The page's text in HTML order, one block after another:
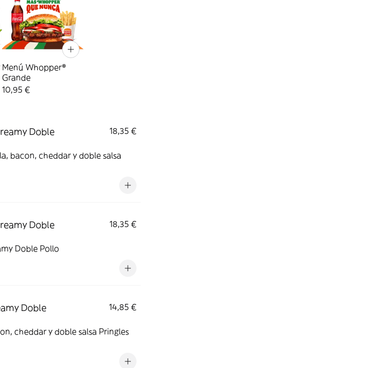
Menú Whopper®
Grande
10,95 €
Doble
18,35 €
bacon, cheddar y doble salsa
Doble
18,35 €
Doble Pollo
Doble
14,85 €
cheddar y doble salsa Pringles